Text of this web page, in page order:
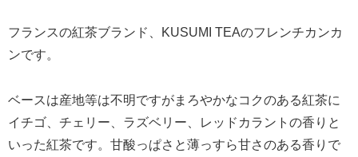
フランスの紅茶ブランド、KUSUMI TEAのフレンチカンカ
ンです。
ベースは産地等は不明ですがまろやかなコクのある紅茶に
イチゴ、チェリー、ラズベリー、レッドカラントの香りと
いった紅茶です。甘酸っぱさと薄っすら甘さのある香りで